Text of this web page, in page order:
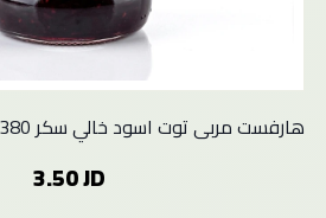
هارفست مربى توت اسود خالي سكر 380 غ
3.50 JD